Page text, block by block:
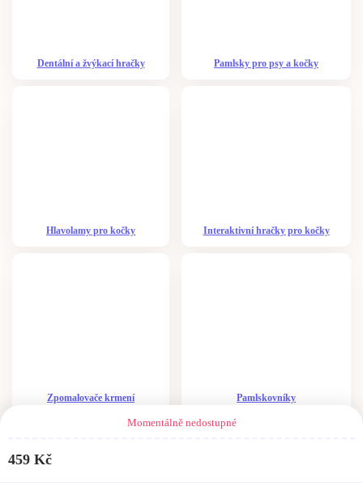
Momentálně nedostupné
459 Kč
Dentální a žvýkací hračky Pamlsky pro psy a kočky
Hlavolamy pro kočky Interaktivní hračky pro kočky
Zpomalovače krmení Pamlskovníky